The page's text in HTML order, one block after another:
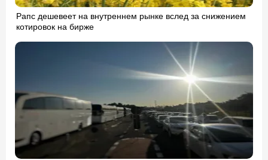
Рапс дешевеет на внутреннем рынке вслед за снижением
котировок на бирже